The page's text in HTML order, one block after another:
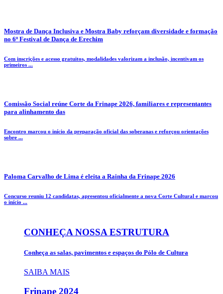
Mostra de Dança Inclusiva e Mostra Baby reforçam diversidade e formação
no 6º Festival de Dança de Erechim
Com inscrições e acesso gratuitos, modalidades valorizam a inclusão, incentivam os
primeiros ...
Comissão Social reúne Corte da Frinape 2026, familiares e representantes
para alinhamento das
Encontro marcou o início da preparação oficial das soberanas e reforçou orientações
sobre ...
Paloma Carvalho de Lima é eleita a Rainha da Frinape 2026
Concurso reuniu 12 candidatas, apresentou oficialmente a nova Corte Cultural e marcou
o início ...
CONHEÇA NOSSA ESTRUTURA
Conheça as salas, pavimentos e espaços do Pólo de Cultura
SAIBA MAIS
Frinape 2024